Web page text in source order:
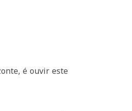
é ouvir este